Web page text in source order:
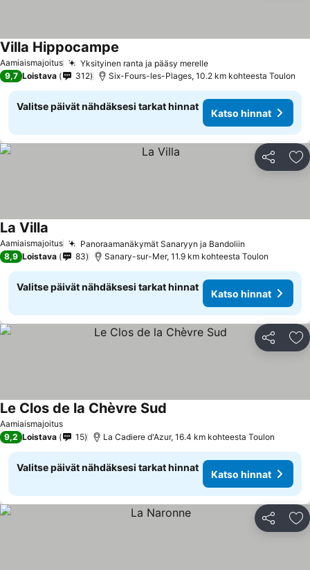
Aamiaismajoitus Yksityinen ranta ja pääsy merelle
Villa Hippocampe
9,7 Loistava 312 Six-Fours-les-Plages, 10.2 km kohteesta Toulon
Valitse päivät nähdäksesi tarkat hinnat
Katso hinnat
Jaa
Aamiaismajoitus Panoraamanäkymät Sanaryyn ja Bandoliin
La Villa
8,9 Loistava 83 Sanary-sur-Mer, 11.9 km kohteesta Toulon
Valitse päivät nähdäksesi tarkat hinnat
Katso hinnat
Jaa
Aamiaismajoitus
Le Clos de la Chèvre Sud
9,2 Loistava 15 La Cadiere d'Azur, 16.4 km kohteesta Toulon
Valitse päivät nähdäksesi tarkat hinnat
Katso hinnat
Jaa